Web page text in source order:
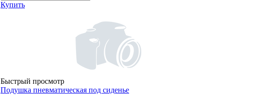
Купить
Быстрый просмотр
Подушка пневматическая под сиденье